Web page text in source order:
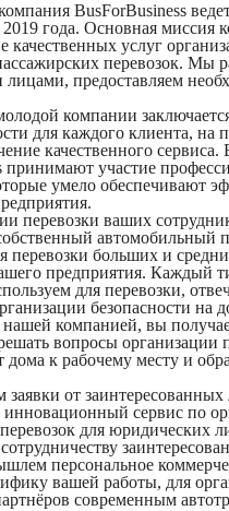
BusForBusiness
2019 года. Основная миссия
качественных услуг
перевозок. Мы
предоставляем
компании
для каждого клиента, на
качественного сервиса.
принимают участие
умело обеспечивают
перевозки ваших
автомобильный
перевозки больших и
предприятия. Каждый
для перевозки,
безопасности на
нашей компанией, вы
вопросы организации
дома к рабочему месту и
от заинтересованных
инновационный сервис по
для юридических
персональное
вашей работы, для
современным